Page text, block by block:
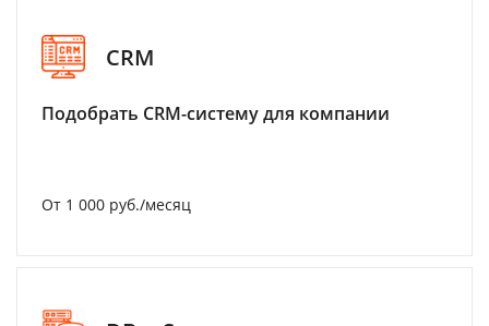
CRM
Подобрать CRM-систему для компании
От 1 000 руб./месяц